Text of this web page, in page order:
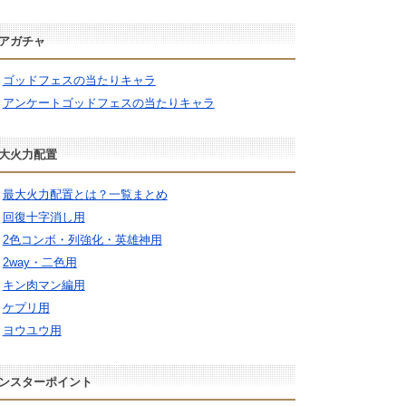
ガチャ
ゴッドフェスの当たりキャラ
アンケートゴッドフェスの当たりキャラ
火力配置
最大火力配置とは？一覧まとめ
回復十字消し用
2色コンボ・列強化・英雄神用
2way・二色用
キン肉マン編用
ケプリ用
ヨウユウ用
スターポイント